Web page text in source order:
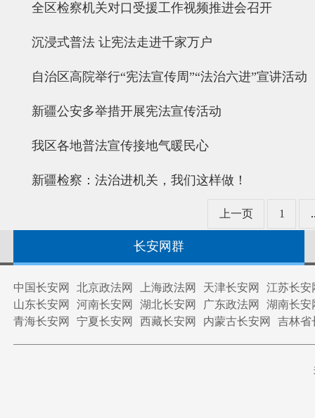
全区检察机关对口受援工作视频推进会召开
沉浸式普法 让宪法走进千家万户
自治区高院举行“宪法宣传周”“法治六进”宣讲活动
新疆公安多举措开展宪法宣传活动
我区各地普法宣传接地气暖民心
新疆检察：法治进机关，我们这样做！
上一页 1
长安网群
中国长安网 北京政法网 上海政法网 天津长安网
江苏长安
山东长安网
河南长安网 湖北长安网 广东政法网
湖南长安
青海长安网
宁夏长安网 西藏长安网 内蒙古长安网 吉林省